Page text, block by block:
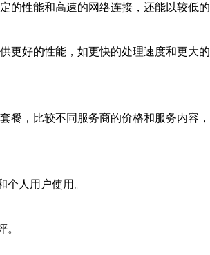
性能和高速的网络连接，还能以较低的
好的性能，如更快的处理速度和更大
，比较不同服务商的价格和服务内容
人用户使用。